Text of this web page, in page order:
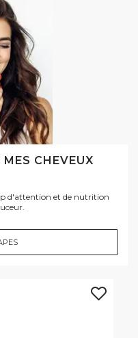
MES CHEVEUX
d'attention et de nutrition